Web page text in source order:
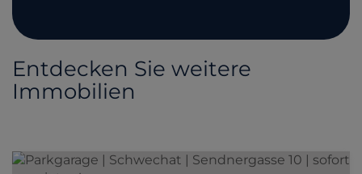
Entdecken Sie weitere
Immobilien